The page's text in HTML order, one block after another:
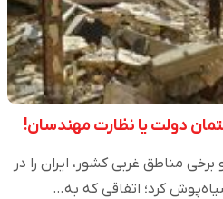
دولت یا نظارت مهندسان!
و برخی مناطق غربی کشور، ایران را در
کرد؛ اتفاقی که به…